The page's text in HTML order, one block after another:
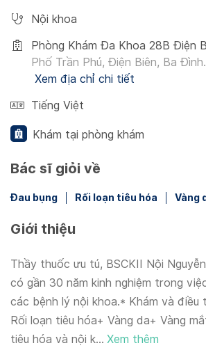
Nội khoa
Phòng Khám Đa Khoa 28B Điện
Phố Trần Phú, Điện Biên, Ba
Xem địa chỉ chi tiết
Tiếng Việt
Khám tại phòng khám
Bác sĩ giỏi về
Đau bụng Rối loạn tiêu hóa Vàng
Giới thiệu
Thầy thuốc ưu tú, BSCKII Nội
có gần 30 năm kinh nghiệm trong
các bệnh lý nội khoa.* Khám và điều
Rối loạn tiêu hóa+ Vàng da+ Vàng
tiêu hóa và nội k... Xem thêm